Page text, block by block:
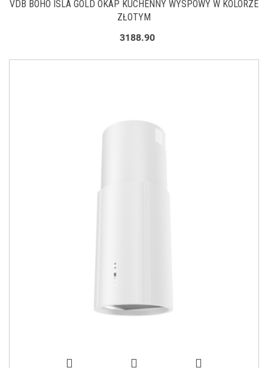
VDB BOHO ISLA GOLD OKAP KUCHENNY WYSPOWY W KOLORZE
ZŁOTYM
3188.90